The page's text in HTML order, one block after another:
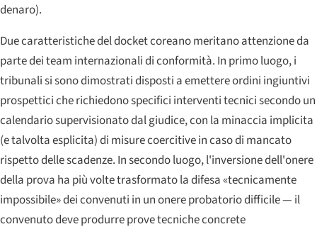
denaro).
Due caratteristiche del docket coreano meritano attenzione da
parte dei team internazionali di conformità. In primo luogo, i
tribunali si sono dimostrati disposti a emettere ordini ingiuntivi
prospettici che richiedono specifici interventi tecnici secondo un
calendario supervisionato dal giudice, con la minaccia implicita
(e talvolta esplicita) di misure coercitive in caso di mancato
rispetto delle scadenze. In secondo luogo, l'inversione dell'onere
della prova ha più volte trasformato la difesa «tecnicamente
impossibile» dei convenuti in un onere probatorio difficile — il
convenuto deve produrre prove tecniche concrete